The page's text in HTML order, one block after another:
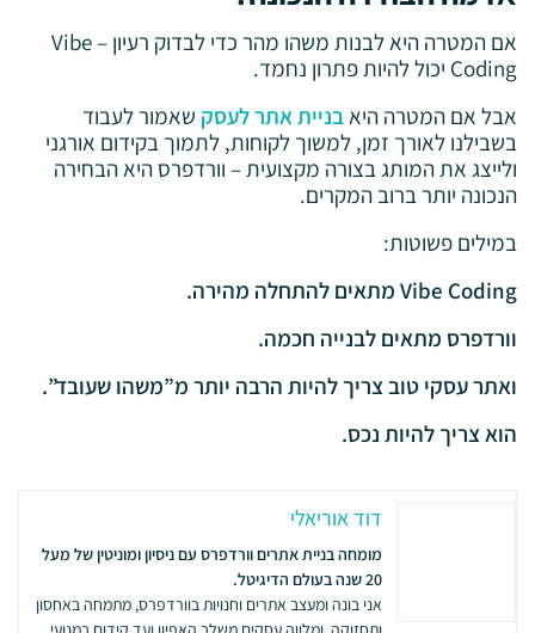
אם המטרה היא לבנות משהו מהר כדי לבדוק רעיון – Vibe
Coding יכול להיות פתרון נחמד.
אבל אם המטרה היאבניית אתר לעסקשאמור לעבוד
בשבילנו לאורך זמן, למשוך לקוחות, לתמוך בקידום אורגני
ולייצג את המותג בצורה מקצועית – וורדפרס היא הבחירה
הנכונה יותר ברוב המקרים.
במילים פשוטות:
Vibe Coding מתאים להתחלה מהירה.
וורדפרס מתאים לבנייה חכמה.
ואתר עסקי טוב צריך להיות הרבה יותר מ”משהו שעובד”.
הוא צריך להיות נכס.
דוד אוריאלי
מומחה בניית אתרים וורדפרס עם ניסיון ומוניטין של מעל
20 שנה בעולם הדיגיטל.
אני בונה ומעצב אתרים וחנויות בוורדפרס, מתמחה באחסון